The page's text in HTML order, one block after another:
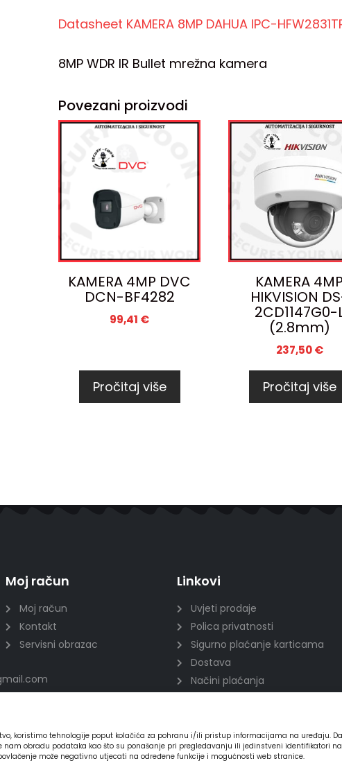
koristimo tehnologije poput kolačića za pohranu i/ili pristup informacijama na uređaju.
obradu podataka kao što su ponašanje pri pregledavanju ili jedinstveni identifikatori
može negativno utjecati na određene funkcije i mogućnosti web stranice.
Datasheet KAMERA 8MP DAHUA IPC-
8MP WDR IR Bullet mrežna kamera
Povezani proizvodi
KAMERA 4MP DVC
DCN-BF4282
99,41 €
Pročitaj više
KAMERA 4MP
HIKVISION
2CD1147G0-
(2.8mm)
237,50€
Pročitaj više
Moj račun
Moj račun
Kontakt
Servisni obrazac
Linkovi
Uvjeti prodaje
Polica privatnosti
Sigurno plaćanje karticama
Dostava
Načini plaćanja